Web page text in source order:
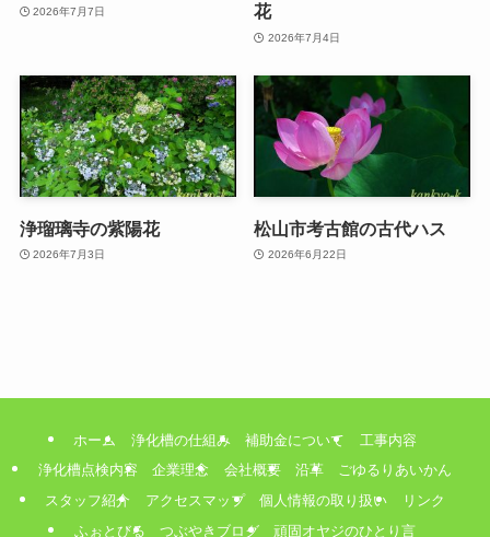
2026年7月7日
花
2026年7月4日
浄瑠璃寺の紫陽花
2026年7月3日
松山市考古館の古代ハス
2026年6月22日
ホーム 浄化槽の仕組み 補助金について
工事内容
浄化槽点検内容
企業理念 会社概要 沿革
ごゆるりあいかん
スタッフ紹介
アクセスマップ 個人情報の取り扱い
リンク
ふぉとびる
つぶやきブログ 頑固オヤジのひとり言